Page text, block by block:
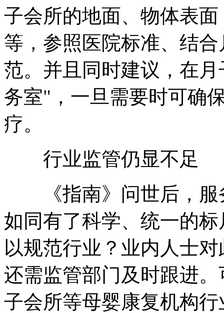
子会所的地面、物体表
等，参照医院标准、结
范。并且同时建议，在
务室"，一旦需要时可确
疗。
行业监管仍显不足
《指南》问世后，服
如同有了科学、统一的
以规范行业？业内人士
还需监管部门及时跟进
子会所等母婴康复机构